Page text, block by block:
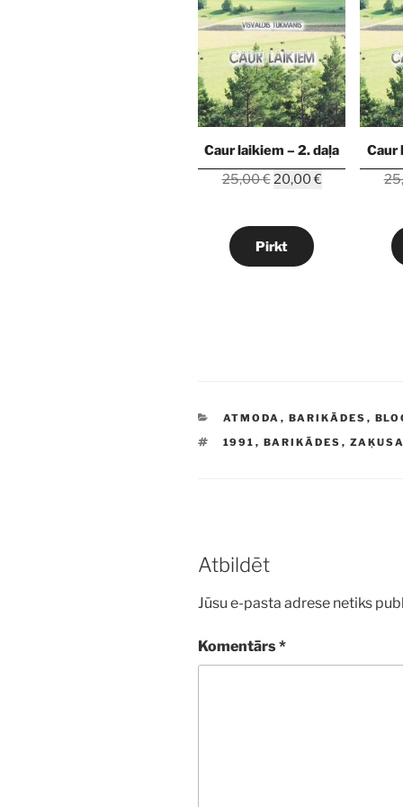
Caur laikiem – 2. daļa
25,00€ Original
25,00 €.
20,00€Current
Pirkt
Caur
KATEGORIJAS
ATMODA , BARIKĀDES ,
BIRKAS
1991 , BARIKĀDES ,
Atbildēt
Jūsu e-pasta adrese netiks
Komentārs*